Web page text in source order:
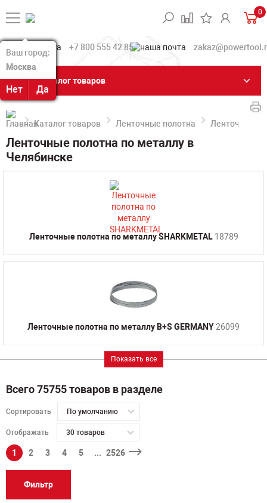
Ваш город:
Москва
Нет Да
Ваш город:
Москва
Нет Да
0
+7 800 555 42 85
Каталог товаров
Каталог товаров Ленточные полотна Ленточные
Ленточные полотна по металлу в
Челябинске
Ленточные полотна по металлу SHARKMETAL 18789
Ленточные полотна по металлу B+S GERMANY26099
Показать все
Всего 75755 товаров в разделе
Сортировать По умолчанию
Отображать 30 товаров
1 2 3 4 5 ... 2526
Фильтр